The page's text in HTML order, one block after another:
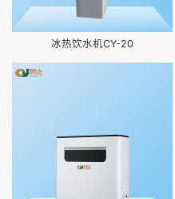
冰热饮水机CY-20